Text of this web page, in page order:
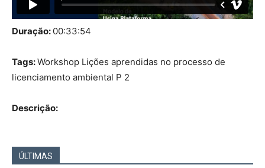
Duração: 00:33:54
Tags:Workshop Lições aprendidas no processo de
licenciamento ambiental P 2
Descrição:
ÚLTIMAS